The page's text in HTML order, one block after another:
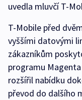
uvedla mluvčí T-
T-Mobile před
vyššími datovými
zákazníkům
programu
rozšířil nabídku
převod do dalšího